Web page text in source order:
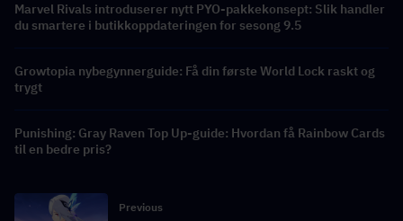
Marvel Rivals introduserer nytt PYO-pakkekonsept: Slik handler
du smartere i butikkoppdateringen for sesong 9.5
Growtopia nybegynnerguide: Få din første World Lock raskt og
trygt
Punishing: Gray Raven Top Up-guide: Hvordan få Rainbow Cards
til en bedre pris?
Previous